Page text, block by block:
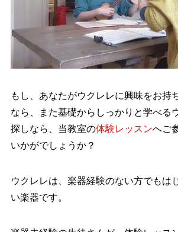
もし、あなたがウクレレに興味をお持
なら、また基礎からしっかりと学べる
探しなら、当教室の体験レッスンへご
いかがでしょうか？
ウクレレは、楽器経験のない方でもは
い楽器です。